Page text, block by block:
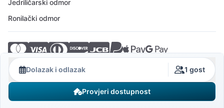
Dolazak i odlazak 1 gost
Provjeri dostupnost
Jedriličarski odmor
Ronilački odmor
© 2026 Crovillas GmbH